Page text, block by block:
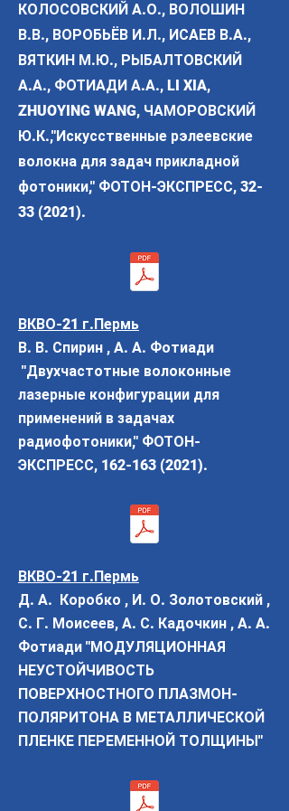
КОЛОСОВСКИЙ А.О., ВОЛОШИН
В.В., ВОРОБЬЁВ И.Л., ИСАЕВ В.А.,
ВЯТКИН М.Ю., РЫБАЛТОВСКИЙ
А.А., ФОТИАДИ А.А., LI XIA,
ZHUOYING WANG, ЧАМОРОВСКИЙ
Ю.К.,"Искусственные рэлеевские
волокна для задач прикладной
фотоники," ФОТОН-ЭКСПРЕСС, 32-
33 (2021).
ВКВО-21 г.Пермь
В. В. Спирин , А. А. Фотиади
"Двухчастотные волоконные
лазерные конфигурации для
применений в задачах
радиофотоники," ФОТОН-
ЭКСПРЕСС, 162-163 (2021).
ВКВО-21 г.Пермь
Д. А. Коробко , И. О. Золотовский ,
С. Г. Моисеев, А. С. Кадочкин , А. А.
Фотиади "МОДУЛЯЦИОННАЯ
НЕУСТОЙЧИВОСТЬ
ПОВЕРХНОСТНОГО ПЛАЗМОН-
ПОЛЯРИТОНА В МЕТАЛЛИЧЕСКОЙ
ПЛЕНКЕ ПЕРЕМЕННОЙ ТОЛЩИНЫ"